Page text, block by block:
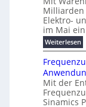
s
t
t2
0
2
6
ö
e
b
i
s
5
A
n
d
e
s
i
n
u
s
t
r
i
O
n
l
i
n
e
-
S
h
o
p
v
Milliarden
Elektro-
im Mai
Weiterlesen:
E
e
k
t
r
o
Mit der
Sinamics